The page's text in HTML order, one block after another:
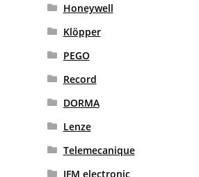
Honeywell
Klöpper
PEGO
Record
DORMA
Lenze
Telemecanique
IFM electronic